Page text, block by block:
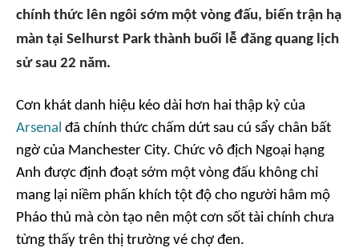
chính thức lên ngôi sớm một vòng đấu, biến trận hạ
màn tại Selhurst Park thành buổi lễ đăng quang lịch
sử sau 22 năm.
Cơn khát danh hiệu kéo dài hơn hai thập kỷ của
Arsenal đã chính thức chấm dứt sau cú sẩy chân bất
ngờ của Manchester City. Chức vô địch Ngoại hạng
Anh được định đoạt sớm một vòng đấu không chỉ
mang lại niềm phấn khích tột độ cho người hâm mộ
Pháo thủ mà còn tạo nên một cơn sốt tài chính chưa
từng thấy trên thị trường vé chợ đen.